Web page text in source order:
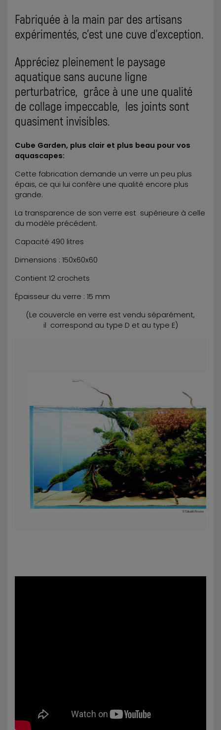
Fabriquée à la main par des artisans
expérimentés, c'est une cuve d'exception.
Appréciez pleinement le paysage
aquatique sans aucune ligne
perturbatrice, grâce à une une qualité
de collage impeccable, les joints sont
quasiment invisibles.
Cube Garden, plus clair et plus beau pour vos
aquascapes:
Cette fabrication demande un verre un peu plus
épais, ce qui lui confère une qualité encore plus
grande.
La transparence de son verre est supérieure à celle
du modèle précédent.
Capacité 490 litres
Dimensions : 150x60x60
Contient 12 crochets
Épaisseur du verre : 15 mm
(Le couvercle en verre est vendu séparément,
il correspond au type D et au type E)